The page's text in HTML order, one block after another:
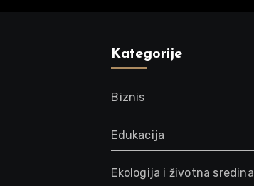
Kategorije
Biznis
Edukacija
Ekologija i životna sredina